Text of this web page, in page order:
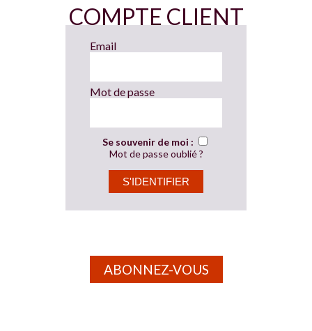
COMPTE CLIENT
Email
Mot de passe
Se souvenir de moi :
Mot de passe oublié ?
ABONNEZ-VOUS